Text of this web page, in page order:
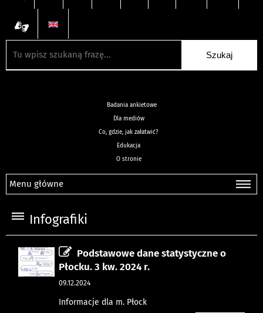
Badania ankietowe
Dla mediów
Co, gdzie, jak załatwić?
Edukacja
O stronie
Menu główne
Infografiki
Podstawowe dane statystyczne o
Płocku. 3 kw. 2024 r.
09.12.2024
Informacje dla m. Płock